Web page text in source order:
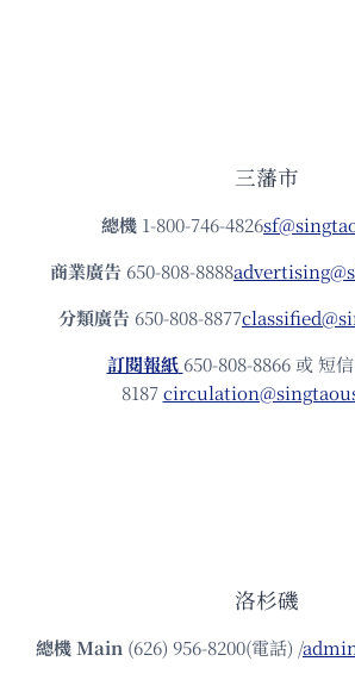
三藩市
總機 1-800-746-4826
商業廣告 650-808-8888
分類廣告 650-808-8877
訂閱報紙 650-808-8866 或 短
8187
洛杉磯
總機Main (626) 956-8200(電話) /